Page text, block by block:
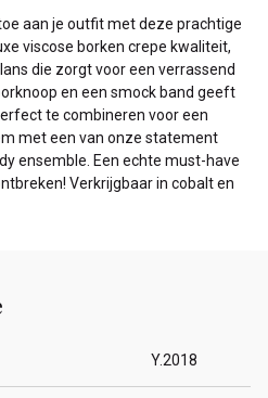
aan je outfit met deze prachtige
viscose borken crepe kwaliteit,
die zorgt voor een verrassend
en een smock band geeft
te combineren voor een
met een van onze statement
ensemble. Een echte must-have
Verkrijgbaar in cobalt en
Y.2018